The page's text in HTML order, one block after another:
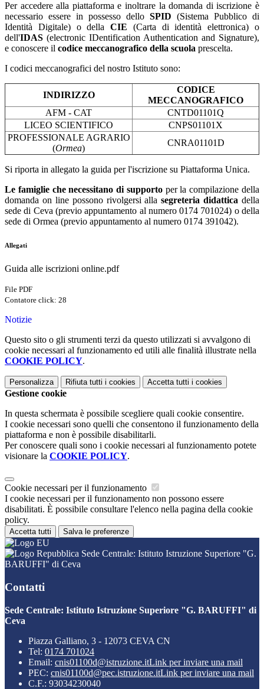
Per accedere alla piattaforma e inoltrare la domanda di iscrizione è
necessario essere in possesso dello SPID (Sistema Pubblico di
Identità Digitale) o dellaCIE (Carta di identità elettronica) o
dell'IDAS (electronic IDentification Authentication and Signature),
e conoscere il codice meccanografico della scuola prescelta.
I codici meccanografici del nostro Istituto sono:
INDIRIZZO
CODICE
MECCANOGRAFICO
AFM - CAT
CNTD01101Q
LICEO SCIENTIFICO
CNPS01101X
PROFESSIONALE AGRARIO
(Ormea)
CNRA01101D
Si riporta in allegato la guida per l'iscrizione su Piattaforma Unica.
Le famiglie che necessitano di supportoper la compilazione della
domanda on line possono rivolgersi alla segreteria didattica della
sede di Ceva (previo appuntamento al numero 0174 701024) o della
sede di Ormea (previo appuntamento al numero 0174 391042).
Allegati
Guida alle iscrizioni online.pdf
File PDF
Contatore click: 28
Notizie
Questo sito o gli strumenti terzi da questo utilizzati si avvalgono di
cookie necessari al funzionamento ed utili alle finalità illustrate nella
COOKIE POLICY.
Personalizza Rifiuta tutti i cookies Accetta tutti i cookies
Gestione cookie
In questa schermata è possibile scegliere quali cookie consentire.
I cookie necessari sono quelli che consentono il funzionamento della
piattaforma e non è possibile disabilitarli.
Per conoscere quali sono i cookie necessari al funzionamento potete
visionare la COOKIE POLICY.
Cookie necessari per il funzionamento
I cookie necessari per il funzionamento non possono essere
disabilitati. È possibile consultare l'elenco nella pagina della cookie
policy.
Accetta tutti Salva le preferenze
Sede Centrale: Istituto Istruzione Superiore "G.
BARUFFI" di Ceva
Contatti
Sede Centrale: Istituto Istruzione Superiore "G. BARUFFI" di
Ceva
Piazza Galliano, 3 - 12073 CEVA CN
Tel: 0174 701024
Email: cnis01100d@istruzione.itLink per inviare una mail
PEC: cnis01100d@pec.istruzione.itLink per inviare una mail
C.F.: 93034230040